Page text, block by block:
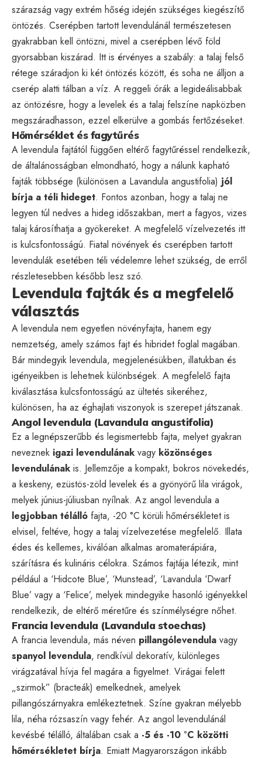
szárazság vagy extrém hőség idején szükséges kiegészítő
öntözés. Cserépben tartott levendulánál természetesen
gyakrabban kell öntözni, mivel a cserépben lévő föld
gyorsabban kiszárad. Itt is érvényes a szabály: a talaj felső
rétege száradjon ki két öntözés között, és soha ne álljon a
cserép alatti tálban a víz. A reggeli órák a legideálisabbak
az öntözésre, hogy a levelek és a talaj felszíne napközben
megszáradhasson, ezzel elkerülve a gombás fertőzéseket.
Hőmérséklet és fagytűrés
A levendula fajtától függően eltérő fagytűréssel rendelkezik,
de általánosságban elmondható, hogy a nálunk kapható
fajták többsége (különösen a Lavandula angustifolia) jól
bírja a téli hideget. Fontos azonban, hogy a talaj ne
legyen túl nedves a hideg időszakban, mert a fagyos, vizes
talaj károsíthatja a gyökereket. A megfelelő vízelvezetés itt
is kulcsfontosságú. Fiatal növények és cserépben tartott
levendulák esetében téli védelemre lehet szükség, de erről
részletesebben később lesz szó.
Levendula fajták és a megfelelő
választás
A levendula nem egyetlen növényfajta, hanem egy
nemzetség, amely számos fajt és hibridet foglal magában.
Bár mindegyik levendula, megjelenésükben, illatukban és
igényeikben is lehetnek különbségek. A megfelelő fajta
kiválasztása kulcsfontosságú az ültetés sikeréhez,
különösen, ha az éghajlati viszonyok is szerepet játszanak.
Angol levendula (Lavandula angustifolia)
Ez a legnépszerűbb és legismertebb fajta, melyet gyakran
neveznek igazi levendulának vagy közönséges
levendulának is. Jellemzője a kompakt, bokros növekedés,
a keskeny, ezüstös-zöld levelek és a gyönyörű lila virágok,
melyek június-júliusban nyílnak. Az angol levendula a
legjobban télálló fajta, -20 °C körüli hőmérsékletet is
elvisel, feltéve, hogy a talaj vízelvezetése megfelelő. Illata
édes és kellemes, kiválóan alkalmas aromaterápiára,
szárításra és kulináris célokra. Számos fajtája létezik, mint
például a ‘Hidcote Blue’, ‘Munstead’, ‘Lavandula ‘Dwarf
Blue’ vagy a ‘Felice’, melyek mindegyike hasonló igényekkel
rendelkezik, de eltérő méretűre és színmélységre nőhet.
Francia levendula (Lavandula stoechas)
A francia levendula, más néven pillangólevendula vagy
spanyol levendula, rendkívül dekoratív, különleges
virágzatával hívja fel magára a figyelmet. Virágai felett
„szirmok” (bracteák) emelkednek, amelyek
pillangószárnyakra emlékeztetnek. Színe gyakran mélyebb
lila, néha rózsaszín vagy fehér. Az angol levendulánál
kevésbé télálló, általában csak a -5 és -10 °C közötti
hőmérsékletet bírja. Emiatt Magyarországon inkább